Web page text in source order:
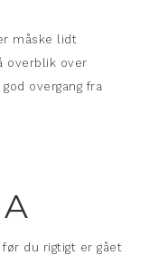
måske lidt
overblik over
overgang fra
du rigtigt er gået